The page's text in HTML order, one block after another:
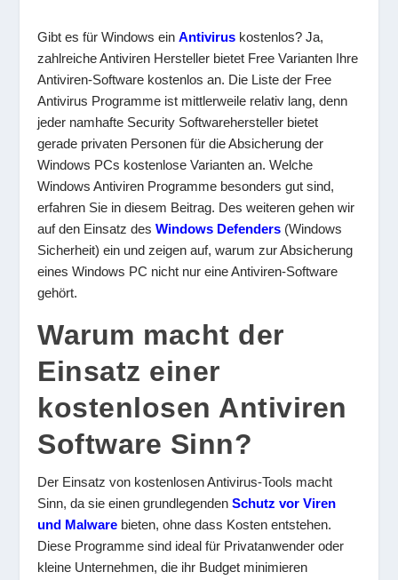
Gibt es für Windows einAntivirus kostenlos? Ja,
zahlreiche Antiviren Hersteller bietet Free Varianten Ihre
Antiviren-Software kostenlos an. Die Liste der Free
Antivirus Programme ist mittlerweile relativ lang, denn
jeder namhafte Security Softwarehersteller bietet
gerade privaten Personen für die Absicherung der
Windows PCs kostenlose Varianten an. Welche
Windows Antiviren Programme besonders gut sind,
erfahren Sie in diesem Beitrag. Des weiteren gehen wir
auf den Einsatz desWindows Defenders (Windows
Sicherheit) ein und zeigen auf, warum zur Absicherung
eines Windows PC nicht nur eine Antiviren-Software
gehört.
Warum macht der
Einsatz einer
kostenlosen Antiviren
Software Sinn?
Der Einsatz von kostenlosen Antivirus-Tools macht
Sinn, da sie einen grundlegendenSchutz vor Viren
und Malware bieten, ohne dass Kosten entstehen.
Diese Programme sind ideal für Privatanwender oder
kleine Unternehmen, die ihr Budget minimieren